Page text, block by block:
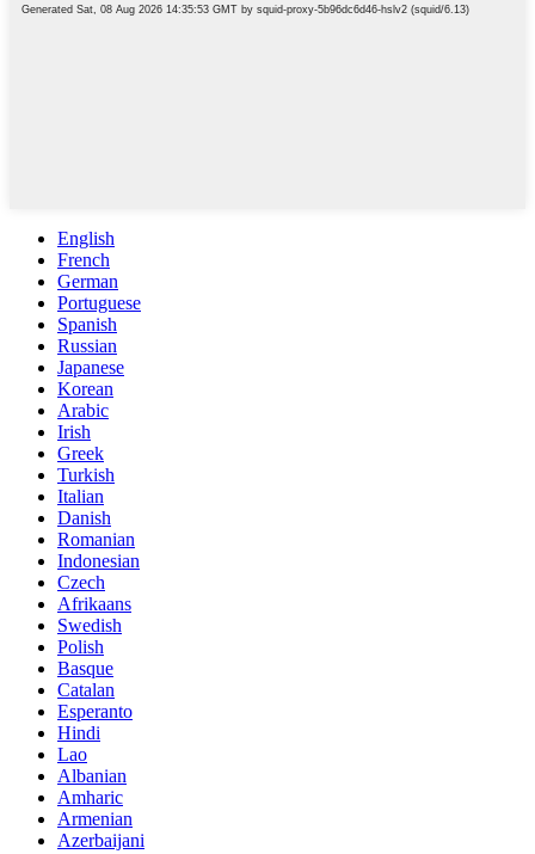
English
French
German
Portuguese
Spanish
Russian
Japanese
Korean
Arabic
Irish
Greek
Turkish
Italian
Danish
Romanian
Indonesian
Czech
Afrikaans
Swedish
Polish
Basque
Catalan
Esperanto
Hindi
Lao
Albanian
Amharic
Armenian
Azerbaijani